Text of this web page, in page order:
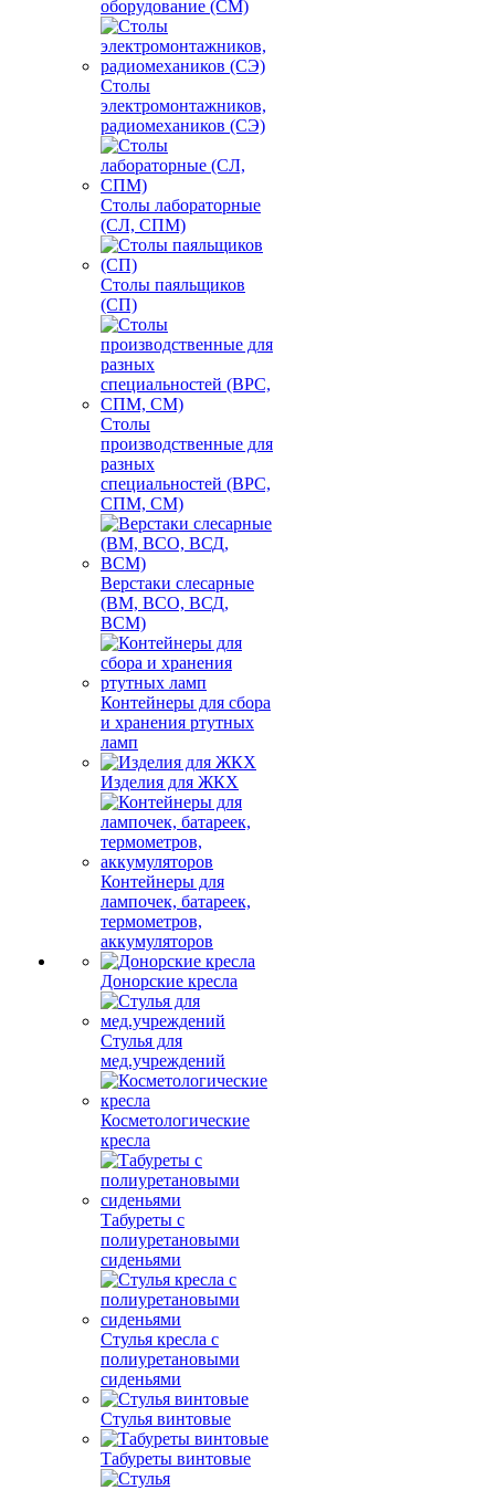
оборудование (СМ)
Столы
электромонтажников,
радиомехаников (СЭ)
Столы лабораторные
(СЛ, СПМ)
Столы паяльщиков
(СП)
Столы
производственные для
разных
специальностей (ВРС,
СПМ, СМ)
Верстаки слесарные
(ВМ, ВСО, ВСД,
ВСМ)
Контейнеры для сбора
и хранения ртутных
ламп
Изделия для ЖКХ
Контейнеры для
лампочек, батареек,
термометров,
аккумуляторов
Донорские кресла
Стулья для
мед.учреждений
Косметологические
кресла
Табуреты с
полиуретановыми
сиденьями
Стулья кресла с
полиуретановыми
сиденьями
Стулья винтовые
Табуреты винтовые